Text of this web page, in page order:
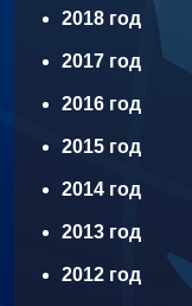
2018 год
2017 год
2016 год
2015 год
2014 год
2013 год
2012 год